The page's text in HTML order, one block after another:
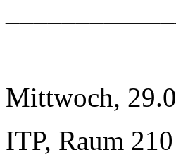
Mittwoch,
ITP, Raum 210